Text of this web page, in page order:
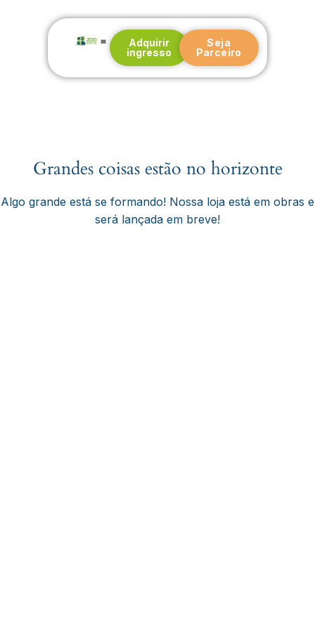
Adquirir
ingresso
Seja
Parceiro
Grandes coisas estão no horizonte
Algo grande está se formando! Nossa loja está em obras e
será lançada em breve!